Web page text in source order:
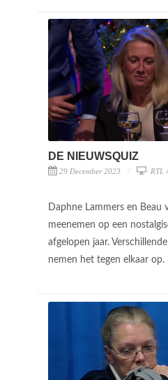
DE NIEUWSQUIZ
29 December 2023 RTL
Daphne Lammers en Beau
meenemen op een
afgelopen jaar.
nemen het tegen elkaar op.